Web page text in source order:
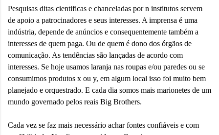
Pesquisas ditas cientificas e chanceladas por n institutos servem
de apoio a patrocinadores e seus interesses. A imprensa é uma
indústria, depende de anúncios e consequentemente também a
interesses de quem paga. Ou de quem é dono dos órgãos de
comunicação. As tendências são lançadas de acordo com
interesses. Se hoje usamos laranja nas roupas e/ou paredes ou se
consumimos produtos x ou y, em algum local isso foi muito bem
planejado e orquestrado. E cada dia somos mais marionetes de um
mundo governado pelos reais Big Brothers.
Cada vez se faz mais necessário achar fontes confiáveis e com